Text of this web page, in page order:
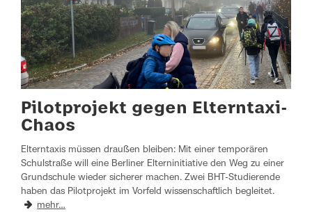
Pilotprojekt gegen Elterntaxi-
Chaos
Elterntaxis müssen draußen bleiben: Mit einer temporären
Schulstraße will eine Berliner Elterninitiative den Weg zu einer
Grundschule wieder sicherer machen. Zwei BHT-Studierende
haben das Pilotprojekt im Vorfeld wissenschaftlich begleitet.
mehr…